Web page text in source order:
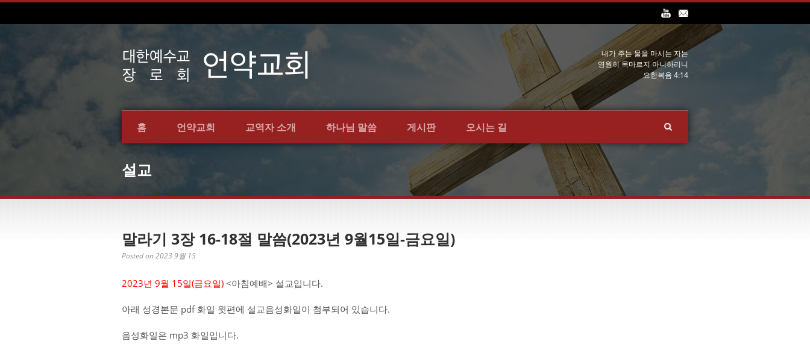
내가 주는 물을 마시는 자는
영원히 목마르지 아니하리니
요한복음 4:14
홈 언약교회 교역자 소개 하나님 말씀 게시판 오시는 길
설교
말라기 3장 16-18절 말씀(2023년 9월15일-금요일)
Posted on 2023 9월 15
2023년 9월 15일(금요일) <아침예배> 설교입니다.
아래 성경본문 pdf 화일 윗편에 설교음성화일이 첨부되어 있습니다.
음성화일은 mp3 화일입니다.